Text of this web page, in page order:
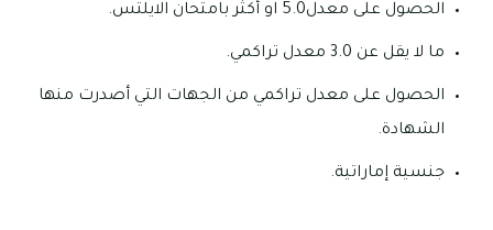
الحصول على معدل5.0 او أكثر بامتحان الايلتس.
ما لا يقل عن 3.0 معدل تراكمي.
الحصول على معدل تراكمي من الجهات التي أصدرت منها
الشهادة.
جنسية إماراتية.